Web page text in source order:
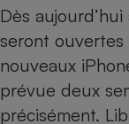
Dès
seront
nouveaux
prévue deux
précisément.